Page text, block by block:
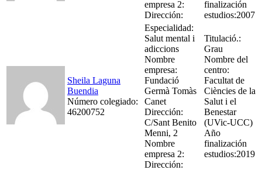
empresa 2:
Dirección:
finalización
estudios:2007
Sheila Laguna
Buendia
Número colegiado:
46200752
Especialidad:
Salut mental i
adiccions
Nombre
empresa:
Fundació
Germà Tomàs
Canet
Dirección:
C/Sant Benito
Menni, 2
Nombre
empresa 2:
Dirección:
Titulació.:
Grau
Nombre del
centro:
Facultat de
Ciències de la
Salut i el
Benestar
(UVic-UCC)
Año
finalización
estudios:2019